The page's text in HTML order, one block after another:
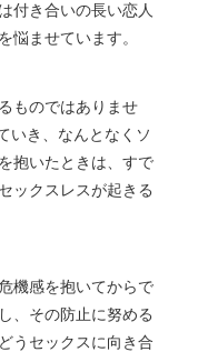
付き合いの長い恋人
悩ませています。
ものではありませ
いき、なんとなくソ
抱いたときは、すで
ックスレスが起きる
機感を抱いてからで
、その防止に努める
うセックスに向き合